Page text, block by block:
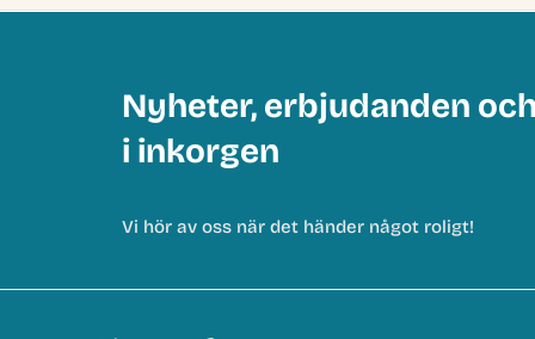
Nyheter, erbjudanden och
i inkorgen
Vi hör av oss när det händer något roligt!